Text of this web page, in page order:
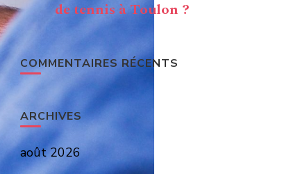
de tennis à Toulon ?
COMMENTAIRES RÉCENTS
ARCHIVES
août 2026